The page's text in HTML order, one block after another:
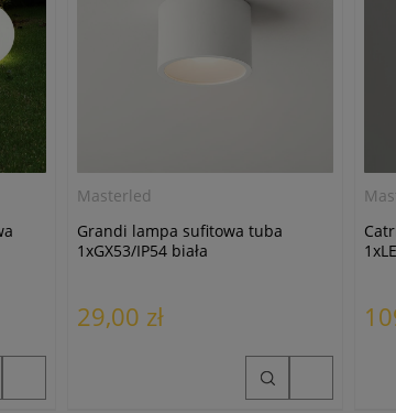
Masterled
Grandi lampa sufitowa tuba
1xGX53/IP54 biała
29,00 zł